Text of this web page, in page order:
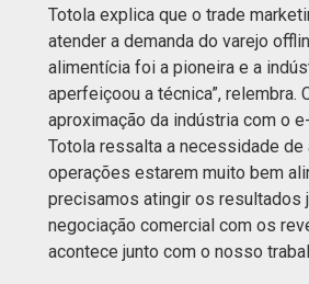
Totola explica que o trade
atender a demanda do varejo
alimentícia foi a pioneira e a
aperfeiçoou a técnica”, relembra.
aproximação da indústria com o
Totola ressalta a necessidade de
operações estarem muito bem
precisamos atingir os resultados
negociação comercial com os
acontece junto com o nosso